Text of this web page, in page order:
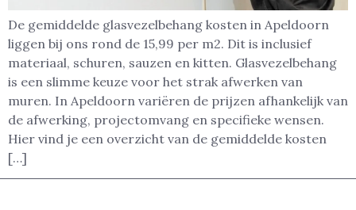
De gemiddelde glasvezelbehang kosten in Apeldoorn
liggen bij ons rond de 15,99 per m2. Dit is inclusief
materiaal, schuren, sauzen en kitten. Glasvezelbehang
is een slimme keuze voor het strak afwerken van
muren. In Apeldoorn variëren de prijzen afhankelijk van
de afwerking, projectomvang en specifieke wensen.
Hier vind je een overzicht van de gemiddelde kosten
[…]